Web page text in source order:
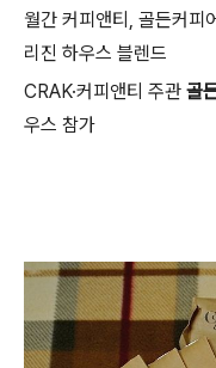
월간 커피앤티, 골든커피
리진 하우스 블렌드
CRAK·커피앤티 주관 골
우스 참가